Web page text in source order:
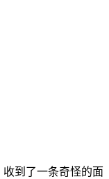
到了一条奇怪的面